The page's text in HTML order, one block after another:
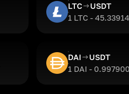
LTC
USDT
1 LTC -
DAI
USDT
1 DAI -